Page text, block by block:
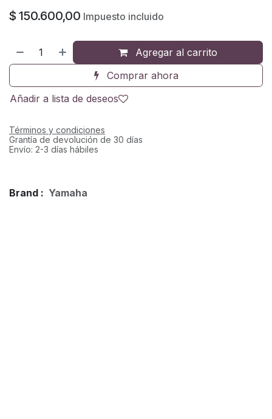
$ 150.600,00 Impuesto incluido
Agregar al carrito
Comprar ahora
Añadir a lista de deseos
Términos y condiciones
Grantía de devolución de 30 días
Envío: 2-3 días hábiles
Brand : Yamaha